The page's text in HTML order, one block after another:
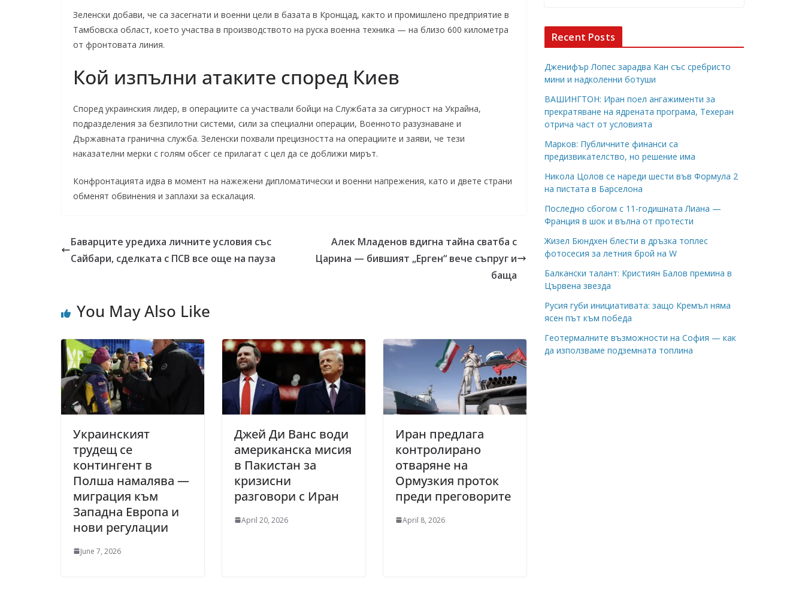
Зеленски добави, че са засегнати и военни цели в базата в Кронщад, както и промишлено предприятие в
Тамбовска област, което участва в производството на руска военна техника — на близо 600 километра
от фронтовата линия.
Кой изпълни атаките според Киев
Според украинския лидер, в операциите са участвали бойци на Службата за сигурност на Украйна,
подразделения за безпилотни системи, сили за специални операции, Военното разузнаване и
Държавната гранична служба. Зеленски похвали прецизността на операциите и заяви, че тези
наказателни мерки с голям обсег се прилагат с цел да се доближи мирът.
Конфронтацията идва в момент на нажежени дипломатически и военни напрежения, като и двете страни
обменят обвинения и заплахи за ескалация.
Баварците уредиха личните условия със
Сайбари, сделката с ПСВ все още на пауза
Алек Младенов вдигна тайна сватба с
Царина — бившият „Ерген“ вече съпруг и
баща
You May Also Like
Украинският
трудещ се
контингент в
Полша намалява —
миграция към
Западна Европа и
нови регулации
June 7, 2026
Джей Ди Ванс води
американска мисия
в Пакистан за
кризисни
разговори с Иран
April 20, 2026
Иран предлага
контролирано
отваряне на
Ормузкия проток
преди преговорите
April 8, 2026
Recent Posts
Дженифър Лопес зарадва Кан със сребристо
мини и надколенни ботуши
ВАШИНГТОН: Иран поел ангажименти за
прекратяване на ядрената програма, Техеран
отрича част от условията
Марков: Публичните финанси са
предизвикателство, но решение има
Никола Цолов се нареди шести във Формула 2
на пистата в Барселона
Последно сбогом с 11-годишната Лиана —
Франция в шок и вълна от протести
Жизел Бюндхен блести в дръзка топлес
фотосесия за летния брой на W
Балкански талант: Кристиян Балов премина в
Цървена звезда
Русия губи инициативата: защо Кремъл няма
ясен път към победа
Геотермалните възможности на София — как
да използваме подземната топлина